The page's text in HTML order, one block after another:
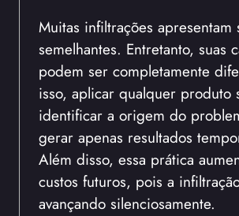
Muitas infiltrações apresentam
semelhantes. Entretanto, suas
podem ser completamente
isso, aplicar qualquer produto
identificar a origem do
gerar apenas resultados
Além disso, essa prática
custos futuros, pois a
avançando silenciosamente.